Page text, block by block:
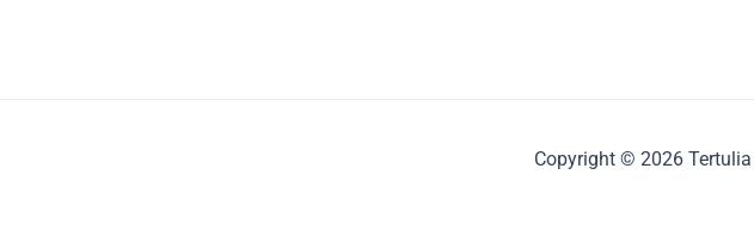
Copyright © 2026 Tertulia